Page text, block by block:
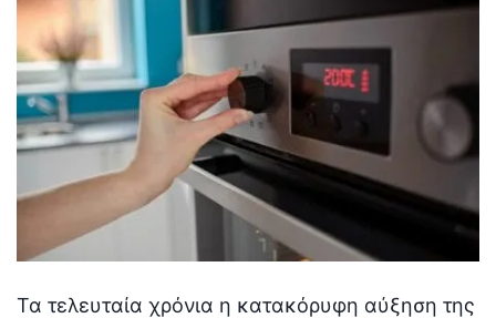
Τα τελευταία χρόνια η κατακόρυφη αύξηση της